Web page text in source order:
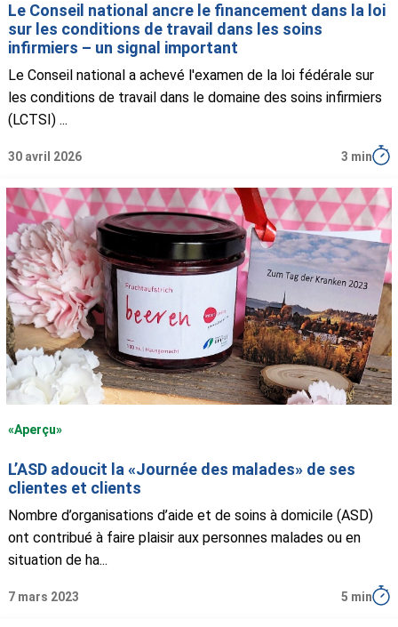
Le Conseil national ancre le financement dans la loi
sur les conditions de travail dans les soins
infirmiers – un signal important
Le Conseil national a achevé l'examen de la loi fédérale sur
les conditions de travail dans le domaine des soins infirmiers
(LCTSI) ...
30 avril 2026 3 min
«Aperçu»
L’ASD adoucit la «Journée des malades» de ses
clientes et clients
Nombre d’organisations d’aide et de soins à domicile (ASD)
ont contribué à faire plaisir aux personnes malades ou en
situation de ha...
7 mars 2023 5 min